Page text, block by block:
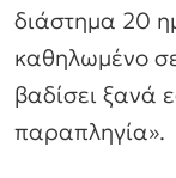
διάστημα 20
καθηλωμένο
βαδίσει ξανά
παραπληγία».